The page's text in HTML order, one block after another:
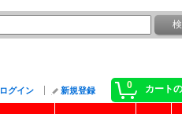
0 カート
ログイン 新規登録